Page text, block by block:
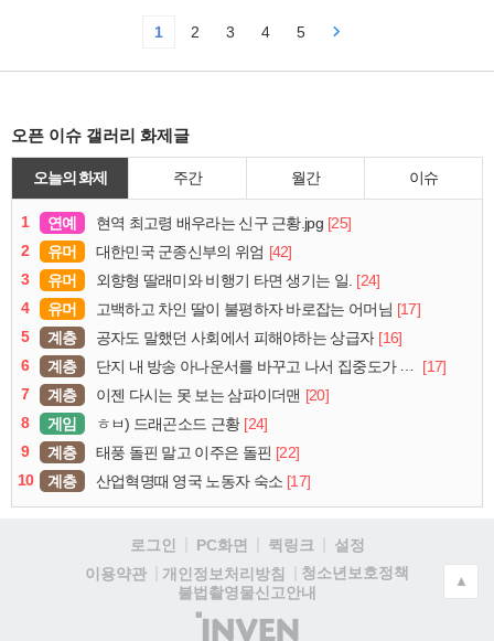
1 2 3 4 5
오픈 이슈 갤러리 화제글
오늘의 화제 주간 월간 이슈
1 연예 현역 최고령 배우라는 신구 근황.jpg [25]
2
유머 대한민국 군종신부의 위엄 [42]
3
유머 외향형 딸래미와 비행기 타면 생기는 일. [24]
4
유머 고백하고 차인 딸이 불평하자 바로잡는 어머님 [17]
5
계층 공자도 말했던 사회에서 피해야하는 상급자 [16]
6
계층 단지 내 방송 아나운서를 바꾸고 나서 집중도가 확 올라갔다는 한 아파트의 안내방송
[17]
7
계층 이젠 다시는 못 보는 삼파이더맨 [20]
8
게임 ㅎㅂ) 드래곤소드 근황 [24]
9
계층 태풍 돌핀 말고 이주은 돌핀 [22]
10
계층 산업혁명때 영국 노동자 숙소 [17]
로그인 PC화면 퀵링크
설정
이용약관
개인정보처리방침
청소년보호정책
불법촬영물신고안내
(주)
▲